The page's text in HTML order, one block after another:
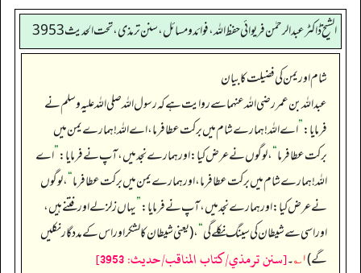
الشیخ ڈاکٹر عبد الرحمٰن فریوائی حفظ اللہ، فوائد و مسائل، سنن ترمذی، تحت الحديث 3953
شام اور یمن کی فضیلت کا بیان
عبداللہ بن عمر رضی الله عنہما سے روایت ہے کہ رسول اللہ صلی اللہ علیہ وسلم نے
فرمایا:”اے اللہ! ہمارے شام میں برکت عطا فرما، اے اللہ! ہمارے یمن میں
برکت عطا فرما“، لوگوں نے عرض کیا: اور ہمارے نجد میں، آپ نے فرمایا:”اے
اللہ! ہمارے شام میں برکت عطا فرما، اور ہمارے یمن میں برکت عطا فرما“، لوگوں
نے عرض کیا: اور ہمارے نجد میں، آپ نے فرمایا:”یہاں زلزلے اور فتنے ہیں،
اور اسی سے شیطان کی سینگ نکلے گی“، (یعنی شیطان کا لشکر اور اس کے مددگار نکلیں
گے)۱؎ ۔[سنن ترمذي/كتاب المناقب/حدیث: 3953]